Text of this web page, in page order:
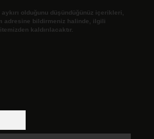
olduğunu düşündüğünüz içerikleri,
adresine bildirmeniz halinde, ilgili
kaldırılacaktır.